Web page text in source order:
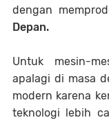
dengan
Depan.
Untuk mesin-
apalagi di masa
modern karena
teknologi lebih